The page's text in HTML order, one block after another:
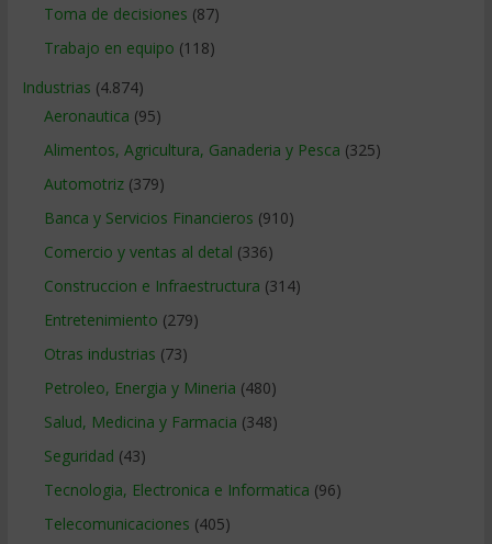
Toma de decisiones (87)
Trabajo en equipo (118)
Industrias (4.874)
Aeronautica (95)
Alimentos, Agricultura, Ganaderia y Pesca (325)
Automotriz(379)
Banca y Servicios Financieros (910)
Comercio y ventas al detal (336)
Construccion e Infraestructura (314)
Entretenimiento (279)
Otras industrias (73)
Petroleo, Energia y Mineria (480)
Salud, Medicina y Farmacia (348)
Seguridad (43)
Tecnologia, Electronica e Informatica (96)
Telecomunicaciones (405)